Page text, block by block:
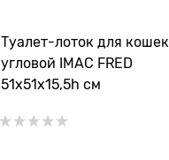
Туалет-лоток для кошек
угловой IMAC FRED
51х51х15,5h см